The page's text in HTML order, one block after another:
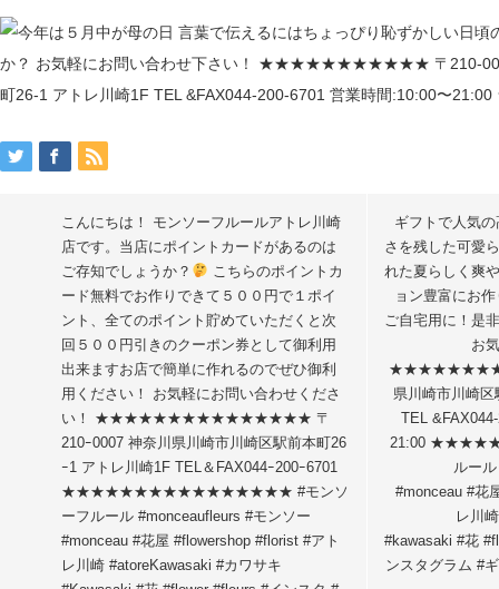
こんにちは！ モンソーフルールアトレ川崎
店です。当店にポイントカードがあるのは
ご存知でしょうか？
こちらのポイントカ
ード無料でお作りできて５００円で１ポイ
ント、全てのポイント貯めていただくと次
回５００円引きのクーポン券として御利用
出来ますお店で簡単に作れるのでぜひ御利
用ください！ お気軽にお問い合わせくださ
い！ ★★★★★★★★★★★★★★★ 〒
210ｰ0007 神奈川県川崎市川崎区駅前本町26
ｰ1 アトレ川崎1F TEL＆FAX044ｰ200ｰ6701
★★★★★★★★★★★★★★★★ #モンソ
ーフルール #monceaufleurs #モンソー
#monceau #花屋 #flowershop #florist #アト
レ川崎 #atoreKawasaki #カワサキ
ギフトで人気
さを残した可愛
れた夏らしく爽
ョン豊富にお
ご自宅用に！是
お
県川崎市川崎
TEL
21:00
ルー
#monceau #花
レ川
#kawasaki #花
ンスタグラム #